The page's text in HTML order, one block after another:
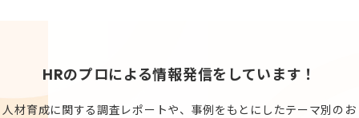
HRのプロによる情報発信をしています！
人材育成に関する調査レポートや、事例をもとにしたテーマ別のお